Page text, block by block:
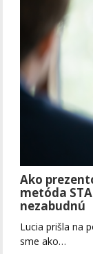
Ako
metóda
nezabudnú
Lucia prišla na
sme ako…